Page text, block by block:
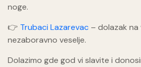
noge.
👉 Trubaci Lazarevac – dolazak na
nezaboravno veselje.
Dolazimo gde god vi slavite i